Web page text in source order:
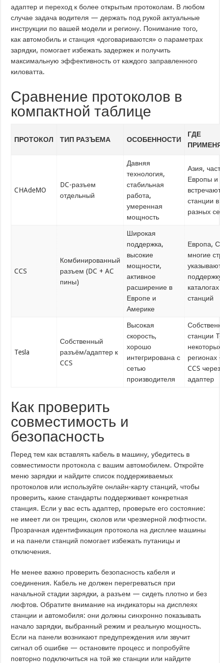
адаптер и переход к более открытым протоколам. В любом
случае задача водителя — держать под рукой актуальные
инструкции по вашей модели и региону. Понимание того,
как автомобиль и станция «договариваются» о параметрах
зарядки, помогает избежать задержек и получить
максимальную эффективность от каждого заправленного
киловатта.
Сравнение протоколов в
компактной таблице
ПРОТОКОЛ ТИП РАЗЪЕМА ОСОБЕННОСТИ
ГДЕ
CHAdeMO
DC-разъем
отдельный
Давняя
технология,
стабильная
работа,
умеренная
мощность
Азия,
Европы
станции в
разных
CCS
Комбинированный
разъем (DC + AC
пины)
Широкая
поддержка,
высокие
мощности,
активное
расширение в
Европе и
Америке
Европа,
многие
каталогах
станций
Tesla
Собственный
разъём/адаптер к
CCS
Высокая
скорость,
хорошо
интегрирована с
сетью
производителя
станции
CCS через
адаптер
Как проверить
совместимость и
безопасность
Перед тем как вставлять кабель в машину, убедитесь в
совместимости протокола с вашим автомобилем. Откройте
меню зарядки и найдите список поддерживаемых
протоколов или используйте онлайн-карту станций, чтобы
проверить, какие стандарты поддерживает конкретная
станция. Если у вас есть адаптер, проверьте его состояние:
не имеет ли он трещин, сколов или чрезмерной люфтности.
Прозрачная идентификация протокола на дисплее машины
и на панели станций помогает избежать путаницы и
отключения.
Не менее важно проверить безопасность кабеля и
соединения. Кабель не должен перегреваться при
начальной стадии зарядки, а разъем — сидеть плотно и без
люфтов. Обратите внимание на индикаторы на дисплеях
станции и автомобиля: они должны синхронно показывать
начало зарядки, выбранный режим и реальную мощность.
Если на панели возникают предупреждения или звучит
сигнал об ошибке — остановите процесс и попробуйте
повторно подключиться на той же станции или найдите